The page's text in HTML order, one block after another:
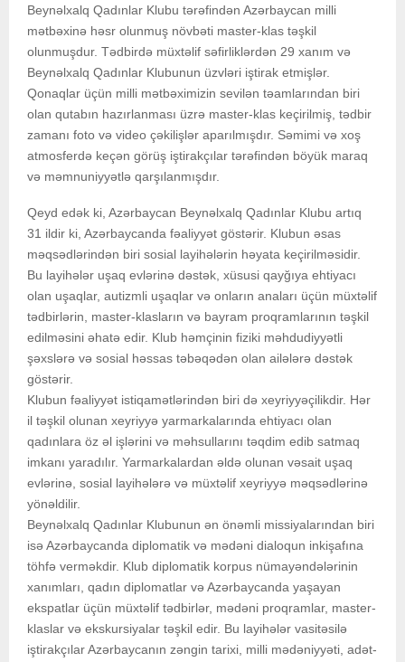
Beynəlxalq Qadınlar Klubu tərəfindən Azərbaycan milli
mətbəxinə həsr olunmuş növbəti master-klas təşkil
olunmuşdur. Tədbirdə müxtəlif səfirliklərdən 29 xanım və
Beynəlxalq Qadınlar Klubunun üzvləri iştirak etmişlər.
Qonaqlar üçün milli mətbəximizin sevilən təamlarından biri
olan qutabın hazırlanması üzrə master-klas keçirilmiş, tədbir
zamanı foto və video çəkilişlər aparılmışdır. Səmimi və xoş
atmosferdə keçən görüş iştirakçılar tərəfindən böyük maraq
və məmnuniyyətlə qarşılanmışdır.
Qeyd edək ki, Azərbaycan Beynəlxalq Qadınlar Klubu artıq
31 ildir ki, Azərbaycanda fəaliyyət göstərir. Klubun əsas
məqsədlərindən biri sosial layihələrin həyata keçirilməsidir.
Bu layihələr uşaq evlərinə dəstək, xüsusi qayğıya ehtiyacı
olan uşaqlar, autizmli uşaqlar və onların anaları üçün müxtəlif
tədbirlərin, master-klasların və bayram proqramlarının təşkil
edilməsini əhatə edir. Klub həmçinin fiziki məhdudiyyətli
şəxslərə və sosial həssas təbəqədən olan ailələrə dəstək
göstərir.
Klubun fəaliyyət istiqamətlərindən biri də xeyriyyəçilikdir. Hər
il təşkil olunan xeyriyyə yarmarkalarında ehtiyacı olan
qadınlara öz əl işlərini və məhsullarını təqdim edib satmaq
imkanı yaradılır. Yarmarkalardan əldə olunan vəsait uşaq
evlərinə, sosial layihələrə və müxtəlif xeyriyyə məqsədlərinə
yönəldilir.
Beynəlxalq Qadınlar Klubunun ən önəmli missiyalarından biri
isə Azərbaycanda diplomatik və mədəni dialoqun inkişafına
töhfə verməkdir. Klub diplomatik korpus nümayəndələrinin
xanımları, qadın diplomatlar və Azərbaycanda yaşayan
ekspatlar üçün müxtəlif tədbirlər, mədəni proqramlar, master-
klaslar və ekskursiyalar təşkil edir. Bu layihələr vasitəsilə
iştirakçılar Azərbaycanın zəngin tarixi, milli mədəniyyəti, adət-